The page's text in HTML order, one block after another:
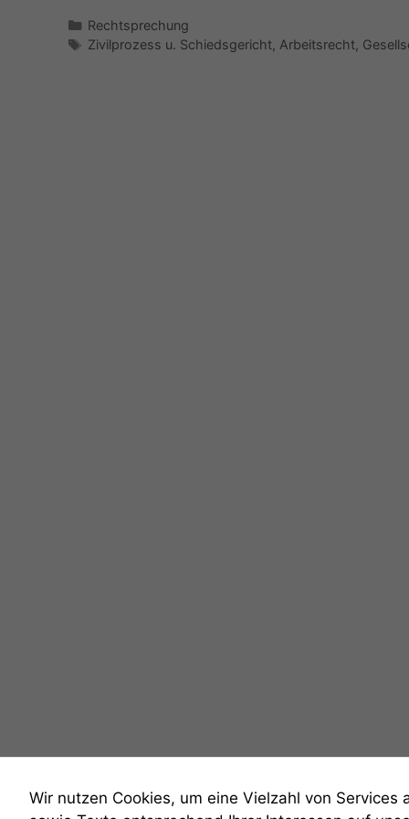
Kategorien
Rechtsprechung
Schlagwörter
Zivilprozess u. Schiedsgericht, Arbeitsrecht,
Wir nutzen Cookies, um eine Vielzahl von